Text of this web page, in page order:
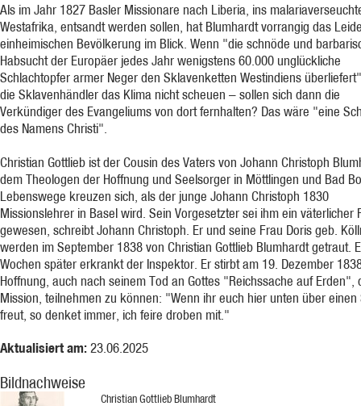
Als im Jahr 1827 Basler Missionare nach Liberia, ins
Westafrika, entsandt werden sollen, hat Blumhardt vorrangig das
einheimischen Bevölkerung im Blick. Wenn "die schnöde und
Habsucht der Europäer jedes Jahr wenigstens 60.000 unglückliche
Schlachtopfer armer Neger den Sklavenketten Westindiens
die Sklavenhändler das Klima nicht scheuen – sollen sich dann die
Verkündiger des Evangeliums von dort fernhalten? Das wäre "eine
des Namens Christi".
Christian Gottlieb ist der Cousin des Vaters von Johann Christoph
dem Theologen der Hoffnung und Seelsorger in Möttlingen und Bad
Lebenswege kreuzen sich, als der junge Johann Christoph 1830
Missionslehrer in Basel wird. Sein Vorgesetzter sei ihm ein väterlicher
gewesen, schreibt Johann Christoph. Er und seine Frau Doris geb.
werden im September 1838 von Christian Gottlieb Blumhardt getraut.
Wochen später erkrankt der Inspektor. Er stirbt am 19. Dezember
Hoffnung, auch nach seinem Tod an Gottes "Reichssache auf Erden",
Mission, teilnehmen zu können: "Wenn ihr euch hier unten über einen
freut, so denket immer, ich feire droben mit."
Aktualisiert am: 23.06.2025
Bildnachweise
Christian Gottlieb Blumhardt